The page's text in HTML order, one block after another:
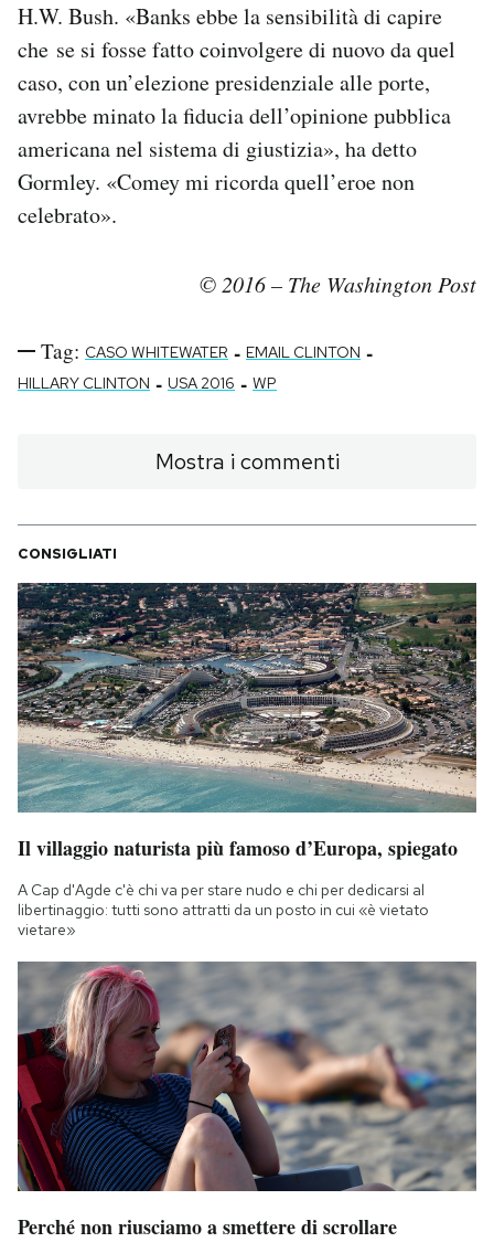
H.W. Bush. «Banks ebbe la sensibilità di capire
che se si fosse fatto coinvolgere di nuovo da quel
caso, con un’elezione presidenziale alle porte,
avrebbe minato la fiducia dell’opinione pubblica
americana nel sistema di giustizia», ha detto
Gormley. «Comey mi ricorda quell’eroe non
celebrato».
© 2016 – The Washington Post
Tag: CASO WHITEWATER - EMAIL CLINTON -
HILLARY CLINTON - USA 2016 - WP
Mostra i commenti
CONSIGLIATI
Il villaggio naturista più famoso d’Europa, spiegato
A Cap d'Agde c'è chi va per stare nudo e chi per dedicarsi al
libertinaggio: tutti sono attratti da un posto in cui «è vietato
vietare»
Perché non riusciamo a smettere di scrollare